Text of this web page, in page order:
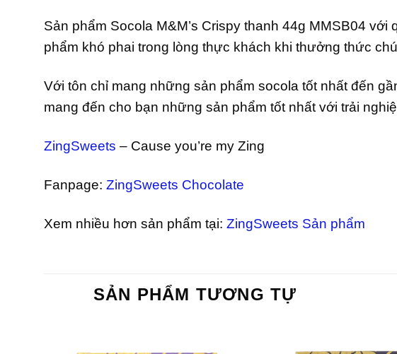
Sản phẩm Socola M&M’s Crispy thanh 44g MMSB04
phẩm khó phai trong lòng thực khách khi thưởng thức
Với tôn chỉ mang những sản phẩm socola tốt nhất đến
mang đến cho bạn những sản phẩm tốt nhất với trải
ZingSweets – Cause you’re my Zing
Fanpage: ZingSweets Chocolate
Xem nhiều hơn sản phẩm tại: ZingSweets Sản phẩm
SẢN PHẨM TƯƠNG TỰ